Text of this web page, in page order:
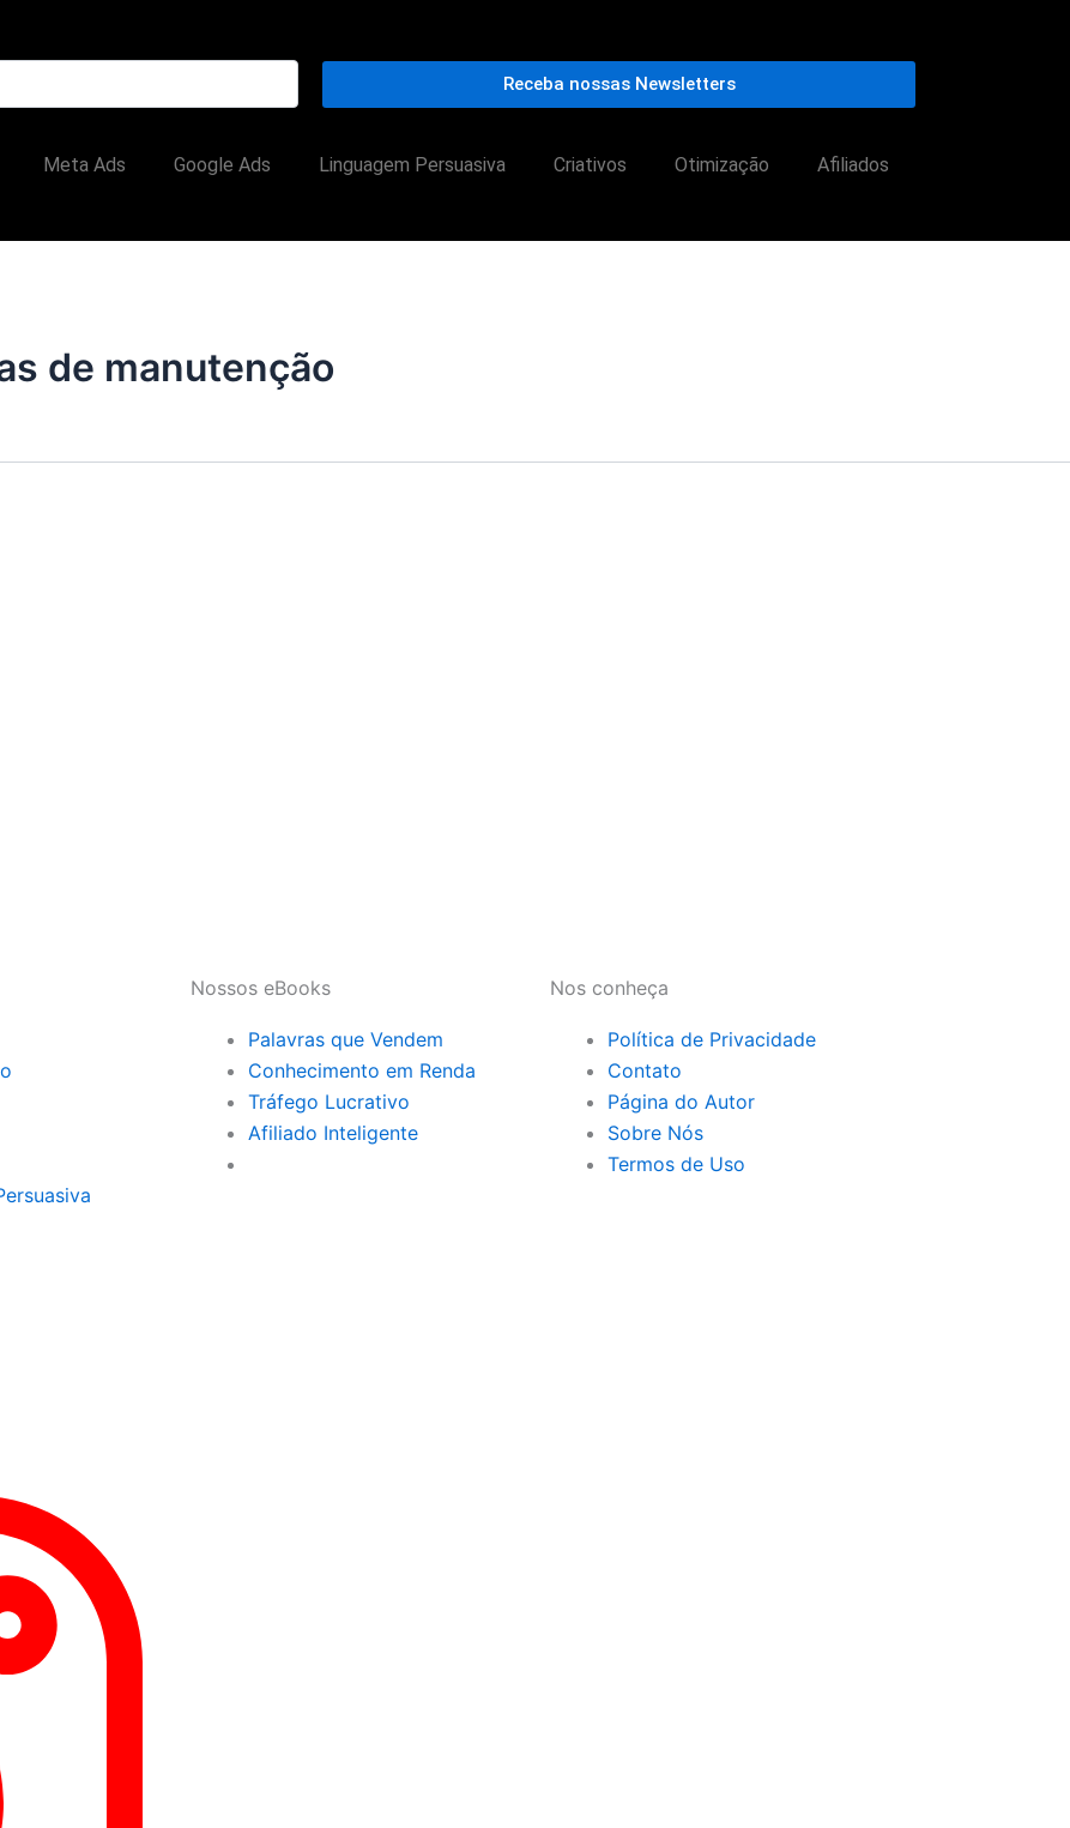
Receba nossas Newsletters
Meta Ads Google Ads Linguagem Persuasiva Criativos Otimização Afiliados
de manutenção
Nossos eBooks
Palavras que Vendem
Conhecimento em Renda
Tráfego Lucrativo
Afiliado Inteligente
Nos conheça
Política de Privacidade
Contato
Página do Autor
Sobre Nós
Termos de Uso